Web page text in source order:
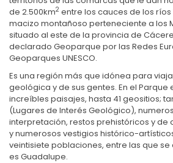
de 2.500km2 entre los cauces de los ríos
macizo montañoso perteneciente a los
situado al este de la provincia de
declarado Geoparque por las Redes
Geoparques UNESCO.
Es una región más que idónea para
geológica y de sus gentes. En el Parque
increíbles paisajes, hasta 41 geositios;
(Lugares de Interés Geológico),
interpretación, restos prehistóricos y de
y numerosos vestigios histórico-
veintisiete poblaciones, entre las que
es Guadalupe.